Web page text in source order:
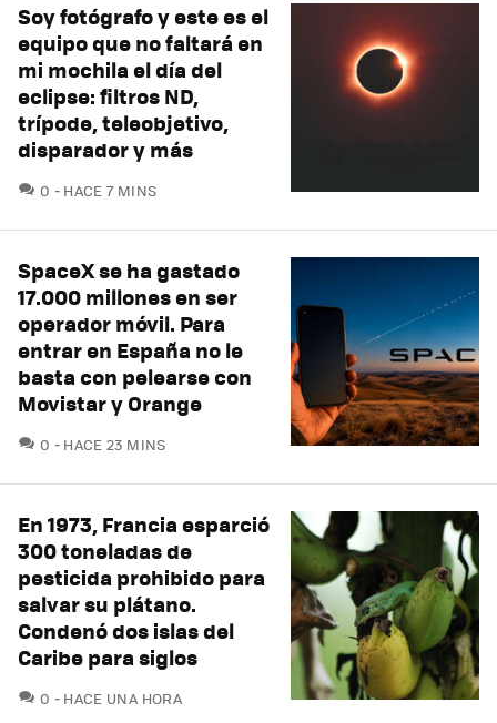
Soy fotógrafo y este es el
equipo que no faltará en
mi mochila el día del
eclipse: filtros ND,
trípode, teleobjetivo,
disparador y más
0 COMENTARIOS
HACE 7 MINS
SpaceX se ha gastado
17.000 millones en ser
operador móvil. Para
entrar en España no le
basta con pelearse con
Movistar y Orange
0 COMENTARIOS
HACE 23 MINS
En 1973, Francia esparció
300 toneladas de
pesticida prohibido para
salvar su plátano.
Condenó dos islas del
Caribe para siglos
0 COMENTARIOS
HACE UNA HORA